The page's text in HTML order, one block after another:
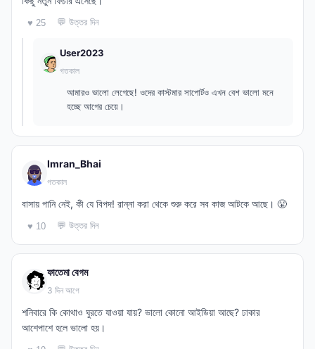
♥ 25 💬 উত্তর দিন
User2023
গতকাল
আমারও ভালো লেগেছে! ওদের কাস্টমার সাপোর্টও এখন বেশ ভালো মনে
হচ্ছে আগের চেয়ে।
Imran_Bhai
গতকাল
বাসায় পানি নেই, কী যে বিপদ! রান্না করা থেকে শুরু করে সব কাজ আটকে আছে। 😤
♥ 10 💬 উত্তর দিন
ফাতেমা বেগম
3 দিন আগে
শনিবারে কি কোথাও ঘুরতে যাওয়া যায়? ভালো কোনো আইডিয়া আছে? ঢাকার
আশেপাশে হলে ভালো হয়।